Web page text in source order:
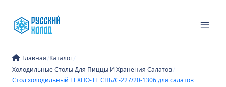
содержимому
Главная/Каталог/
Холодильные Столы Для Пиццы И Хранения Салатов/
Стол холодильный ТЕХНО-ТТ СПБ/С-227/20-1306 для салатов